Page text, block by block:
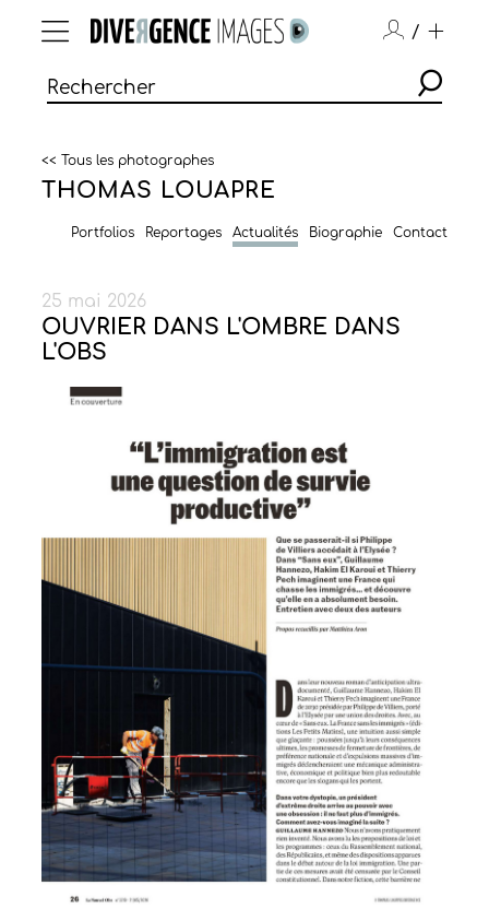
/
<< Tous les photographes
THOMAS LOUAPRE
Portfolios Reportages Actualités Biographie Contact
25 mai 2026
OUVRIER DANS L'OMBRE DANS
L'OBS